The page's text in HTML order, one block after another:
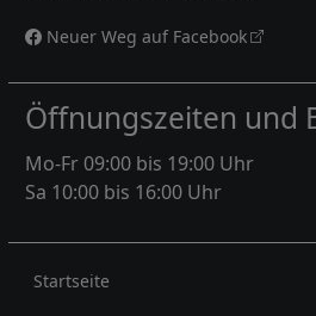
Neuer Weg auf Facebook
Öffnungszeiten und
Mo-Fr 09:00 bis 19:00 Uhr
Sa 10:00 bis 16:00 Uhr
Rechtliches
Startseite